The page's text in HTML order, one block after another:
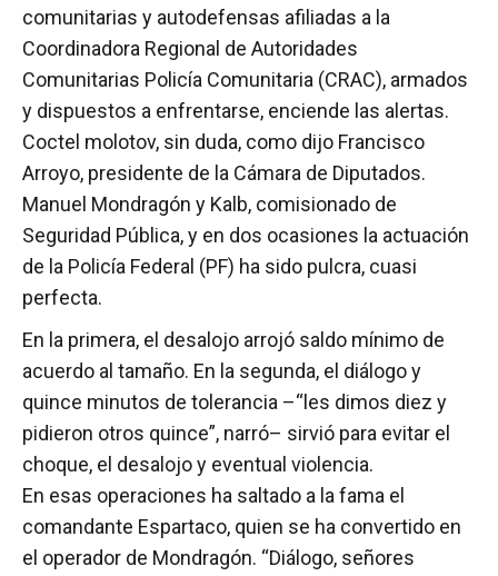
comunitarias y autodefensas afiliadas a la
Coordinadora Regional de Autoridades
Comunitarias Policía Comunitaria (CRAC), armados
y dispuestos a enfrentarse, enciende las alertas.
Coctel molotov, sin duda, como dijo Francisco
Arroyo, presidente de la Cámara de Diputados.
Manuel Mondragón y Kalb, comisionado de
Seguridad Pública, y en dos ocasiones la actuación
de la Policía Federal (PF) ha sido pulcra, cuasi
perfecta.
En la primera, el desalojo arrojó saldo mínimo de
acuerdo al tamaño. En la segunda, el diálogo y
quince minutos de tolerancia –“les dimos diez y
pidieron otros quince”, narró– sirvió para evitar el
choque, el desalojo y eventual violencia.
En esas operaciones ha saltado a la fama el
comandante Espartaco, quien se ha convertido en
el operador de Mondragón. “Diálogo, señores